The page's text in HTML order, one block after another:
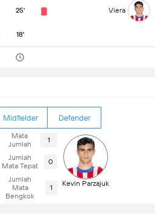
25' Viera
18'
Midfielder Defender
Mata
Jumlah
1
Jumlah
Mata Tepat
0
Jumlah
Mata
Bengkok
1 Kevin Parzajuk